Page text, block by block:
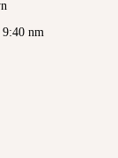
nm